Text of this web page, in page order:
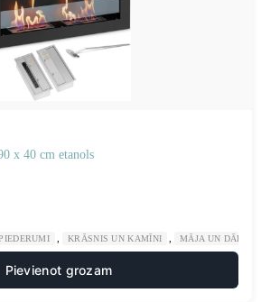
x 40 cm etanols
KRĀSNIS UN KAMĪNI MĀJA UN DĀRZS
Pievienot grozam